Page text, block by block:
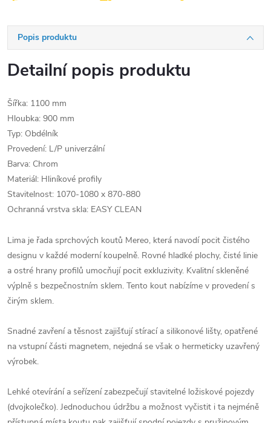
Popis produktu
Detailní popis produktu
Šířka: 1100 mm
Hloubka: 900 mm
Typ: Obdélník
Provedení: L/P univerzální
Barva: Chrom
Materiál: Hliníkové profily
Stavitelnost: 1070-1080 x 870-880
Ochranná vrstva skla: EASY CLEAN
Lima je řada sprchových koutů Mereo, která navodí pocit čistého
designu v každé moderní koupelně. Rovné hladké plochy, čisté linie
a ostré hrany profilů umocňují pocit exkluzivity. Kvalitní skleněné
výplně s bezpečnostním sklem. Tento kout nabízíme v provedení s
čirým sklem.
Snadné zavření a těsnost zajišťují stírací a silikonové lišty, opatřené
na vstupní části magnetem, nejedná se však o hermeticky uzavřený
výrobek.
Lehké otevírání a seřízení zabezpečují stavitelné ložiskové pojezdy
(dvojkolečko). Jednoduchou údržbu a možnost vyčistit i ta nejméně